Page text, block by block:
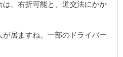
、右折可能と、道交法にかか
が居ますね。一部のドライバー